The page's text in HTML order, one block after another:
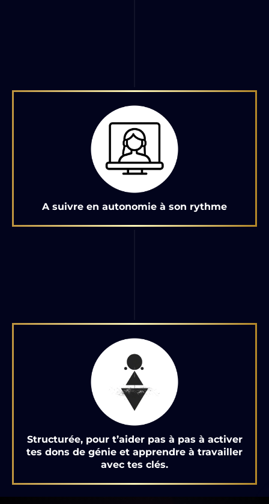
A suivre en autonomie à son rythme
Structurée, pour t’aider pas à pas à activer
tes dons de génie et apprendre à travailler
avec tes clés.